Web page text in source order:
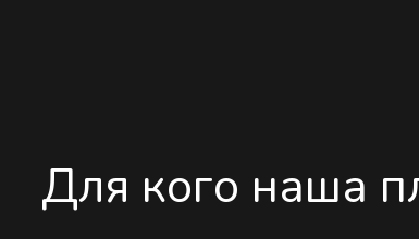
Для кого наша